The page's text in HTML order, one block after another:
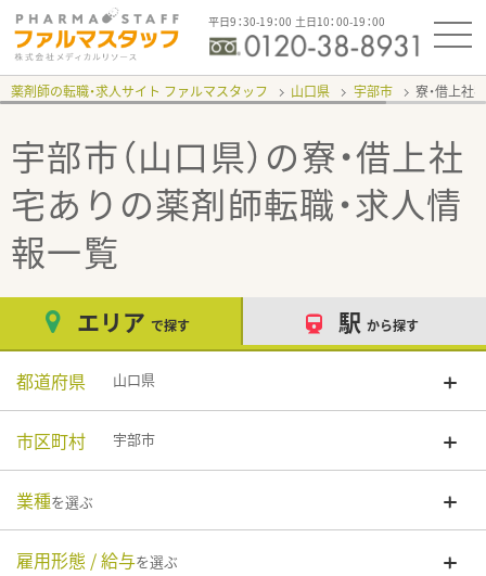
平日9：30-19：00 土日10：00-19：00
薬剤師の転職・求人サイト ファルマスタッフ 山口県 宇部市 寮・借上社
宇部市（山口県）の寮・借上社
宅あり の薬剤師転職・求人情
報一覧
エリア で探す 駅 から探す
都道府県 山口県
市区町村 宇部市
業種を選ぶ
雇用形態 / 給与を選ぶ